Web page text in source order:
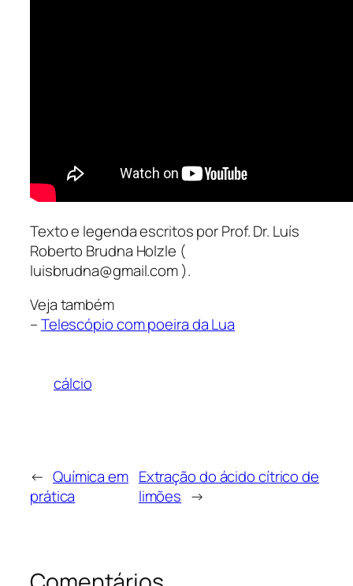
Texto e legenda escritos por Prof. Dr. Luís
Roberto Brudna Holzle (
luisbrudna@gmail.com ).
Veja também
–Telescópio com poeira da Lua
cálcio
← Química em
prática
Extração do ácido cítrico de
limões →